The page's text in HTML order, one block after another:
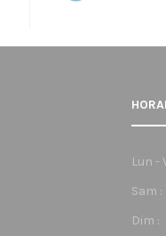
Lun -
Sam :
Dim :